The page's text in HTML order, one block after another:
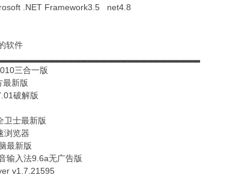
.NET Framework3.5 net4.8
软件
三合一版
新版
破解版
士最新版
浏览器
最新版
输入法9.6a无广告版
v1.7.21595